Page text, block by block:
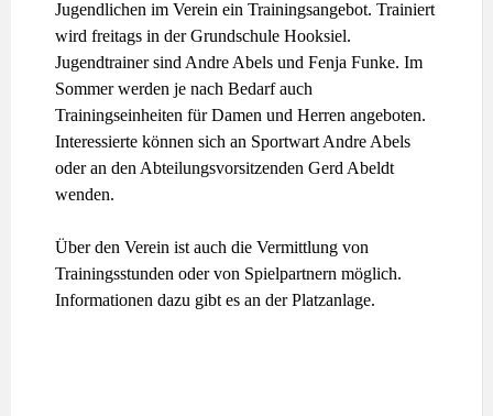
Jugendlichen im Verein ein Trainingsangebot. Trainiert
wird freitags in der Grundschule Hooksiel.
Jugendtrainer sind Andre Abels und Fenja Funke. Im
Sommer werden je nach Bedarf auch
Trainingseinheiten für Damen und Herren angeboten.
Interessierte können sich an Sportwart Andre Abels
oder an den Abteilungsvorsitzenden Gerd Abeldt
wenden.
Über den Verein ist auch die Vermittlung von
Trainingsstunden oder von Spielpartnern möglich.
Informationen dazu gibt es an der Platzanlage.